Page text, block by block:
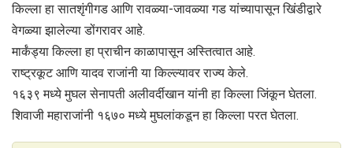
किल्ला हा सातशृंगीगड आणि रावळ्या-जावळ्या गड यांच्यापासून खिंडीद्वारे
वेगळ्या झालेल्या डोंगरावर आहे.
मार्कंड्या किल्ला हा प्राचीन काळापासून अस्तित्वात आहे.
राष्ट्रकूट आणि यादव राजांनी या किल्ल्यावर राज्य केले.
१६३९ मध्ये मुघल सेनापती अलीवर्दीखान यांनी हा किल्ला जिंकून घेतला.
शिवाजी महाराजांनी १६७० मध्ये मुघलांकडून हा किल्ला परत घेतला.